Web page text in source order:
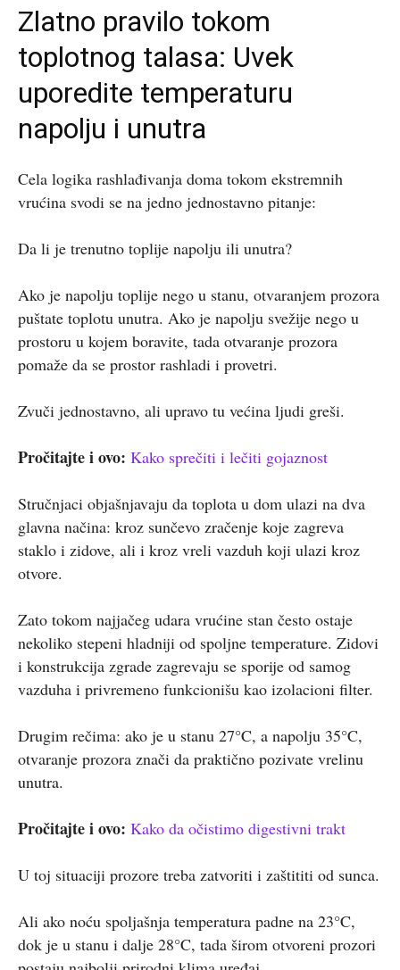
Zlatno pravilo tokom
toplotnog talasa: Uvek
uporedite temperaturu
napolju i unutra
Cela logika rashlađivanja doma tokom ekstremnih
vrućina svodi se na jedno jednostavno pitanje:
Da li je trenutno toplije napolju ili unutra?
Ako je napolju toplije nego u stanu, otvaranjem prozora
puštate toplotu unutra. Ako je napolju svežije nego u
prostoru u kojem boravite, tada otvaranje prozora
pomaže da se prostor rashladi i provetri.
Zvuči jednostavno, ali upravo tu većina ljudi greši.
Pročitajte i ovo: Kako sprečiti i lečiti gojaznost
Stručnjaci objašnjavaju da toplota u dom ulazi na dva
glavna načina: kroz sunčevo zračenje koje zagreva
staklo i zidove, ali i kroz vreli vazduh koji ulazi kroz
otvore.
Zato tokom najjačeg udara vrućine stan često ostaje
nekoliko stepeni hladniji od spoljne temperature. Zidovi
i konstrukcija zgrade zagrevaju se sporije od samog
vazduha i privremeno funkcionišu kao izolacioni filter.
Drugim rečima: ako je u stanu 27°C, a napolju 35°C,
otvaranje prozora znači da praktično pozivate vrelinu
unutra.
Pročitajte i ovo: Kako da očistimo digestivni trakt
U toj situaciji prozore treba zatvoriti i zaštititi od sunca.
Ali ako noću spoljašnja temperatura padne na 23°C,
dok je u stanu i dalje 28°C, tada širom otvoreni prozori